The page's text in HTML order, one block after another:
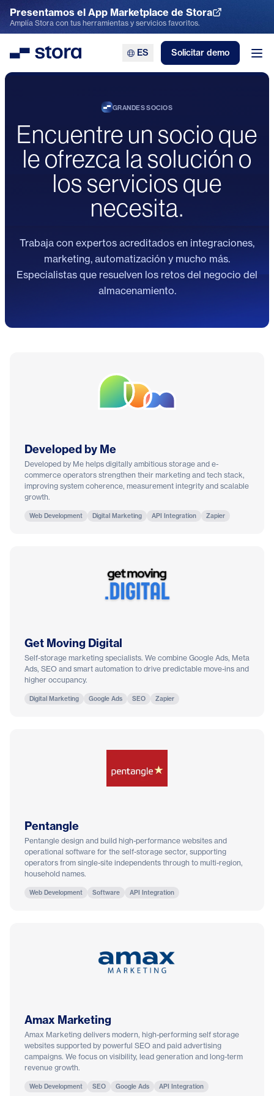
Presentamos el App Marketplace de Stora
Explora el App Marketplace
Amplía Stora con tus herramientas y servicios favoritos.
Stora ES Solicitar demo
GRANDES SOCIOS
Encuentre un socio que
le ofrezca la solución o
los servicios que
necesita.
Trabaja con expertos acreditados en integraciones,
marketing, automatización y mucho más.
Especialistas que resuelven los retos del negocio del
almacenamiento.
Developed by Me
Developed by Me helps digitally ambitious storage and e-
commerce operators strengthen their marketing and tech stack,
improving system coherence, measurement integrity and scalable
growth.
Web Development Digital Marketing API Integration Zapier
Get Moving Digital
Self-storage marketing specialists. We combine Google Ads, Meta
Ads, SEO and smart automation to drive predictable move-ins and
higher occupancy.
Digital Marketing Google Ads SEO Zapier
Pentangle
Pentangle design and build high-performance websites and
operational software for the self-storage sector, supporting
operators from single-site independents through to multi-region,
household names.
Web Development Software API Integration
Amax Marketing
Amax Marketing delivers modern, high-performing self storage
websites supported by powerful SEO and paid advertising
campaigns. We focus on visibility, lead generation and long-term
revenue growth.
Web Development SEO Google Ads API Integration